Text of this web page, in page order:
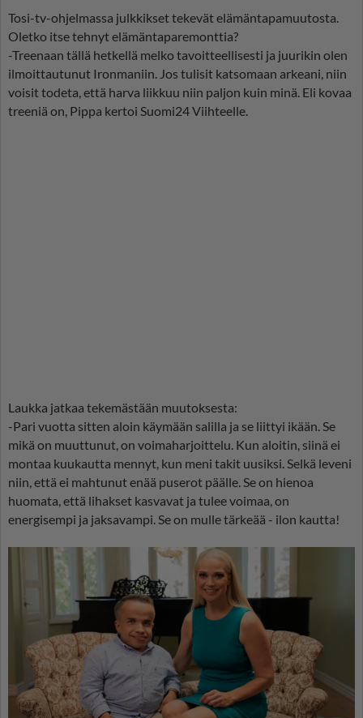
Tosi-tv-ohjelmassa julkkikset tekevät elämäntapamuutosta.
Oletko itse tehnyt elämäntaparemonttia?
-Treenaan tällä hetkellä melko tavoitteellisesti ja juurikin olen
ilmoittautunut Ironmaniin. Jos tulisit katsomaan arkeani, niin
voisit todeta, että harva liikkuu niin paljon kuin minä. Eli kovaa
treeniä on, Pippa kertoi Suomi24 Viihteelle.
Laukka jatkaa tekemästään muutoksesta:
-Pari vuotta sitten aloin käymään salilla ja se liittyi ikään. Se
mikä on muuttunut, on voimaharjoittelu. Kun aloitin, siinä ei
montaa kuukautta mennyt, kun meni takit uusiksi. Selkä leveni
niin, että ei mahtunut enää puserot päälle. Se on hienoa
huomata, että lihakset kasvavat ja tulee voimaa, on
energisempi ja jaksavampi. Se on mulle tärkeää - ilon kautta!